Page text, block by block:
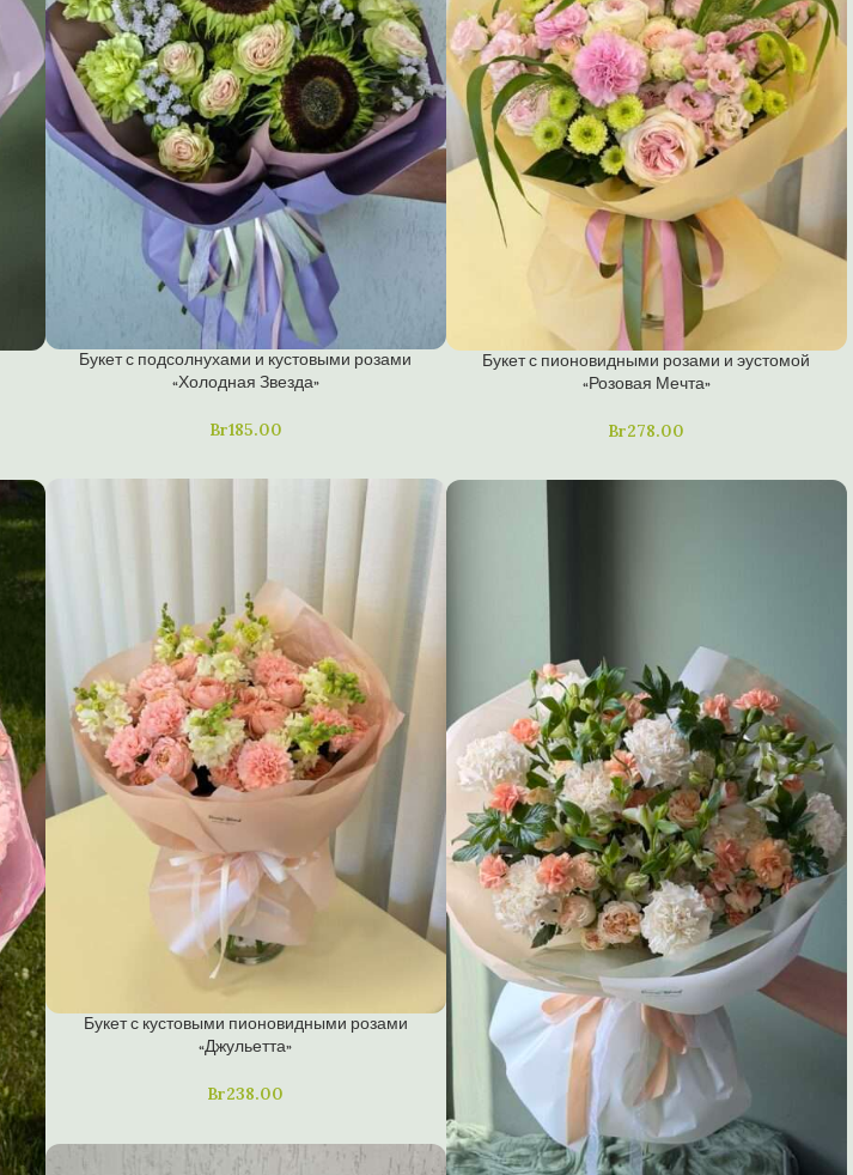
Букет с подсолнухами и кустовыми розами
«Холодная Звезда»
Br185.00
Букет с пионовидными розами и эустомой
«Розовая Мечта»
Br278.00
Букет с кустовыми пионовидными розами
«Джульетта»
Br238.00